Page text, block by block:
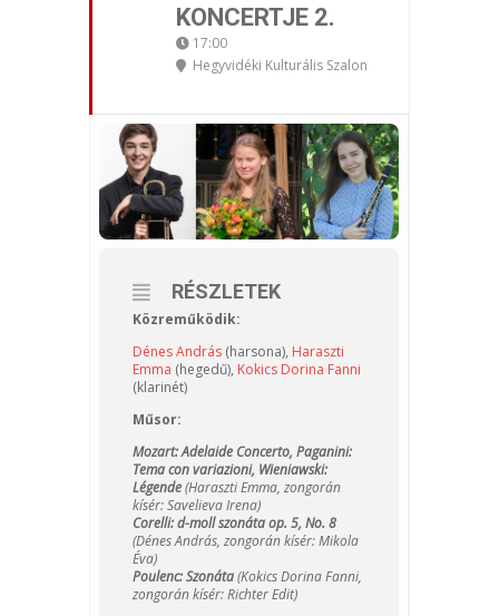
KONCERTJE 2.
17:00
Hegyvidéki Kulturális Szalon
RÉSZLETEK
Közreműködik:
Dénes András (harsona), Haraszti
Emma (hegedű), Kokics Dorina Fanni
(klarinét)
Műsor:
Mozart: Adelaide Concerto, Paganini:
Tema con variazioni, Wieniawski:
Légende(Haraszti Emma, zongorán
kísér: Savelieva Irena)
Corelli: d-moll szonáta op. 5, No. 8
(Dénes András, zongorán kísér: Mikola
Éva)
Poulenc: Szonáta(Kokics Dorina Fanni,
zongorán kísér: Richter Edit)